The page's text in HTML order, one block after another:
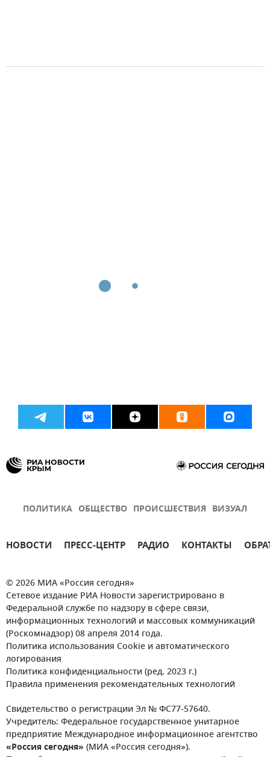
ПОЛИТИКА ОБЩЕСТВО ПРОИСШЕСТВИЯ ВИЗУАЛ
НОВОСТИ ПРЕСС-ЦЕНТР РАДИО КОНТАКТЫ
© 2026 МИА «Россия сегодня»
Сетевое издание РИА Новости зарегистрировано в
Федеральной службе по надзору в сфере связи,
информационных технологий и массовых коммуникаций
(Роскомнадзор) 08 апреля 2014 года.
Политика использования Cookie и автоматического
логирования
Политика конфиденциальности (ред. 2023 г.)
Правила применения рекомендательных технологий
Свидетельство о регистрации Эл № ФС77-57640.
Учредитель: Федеральное государственное унитарное
предприятие Международное информационное агентство
«Россия сегодня» (МИА «Россия сегодня»).